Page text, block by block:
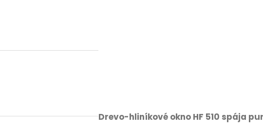
Drevo-hliníkové okno HF 510 spája